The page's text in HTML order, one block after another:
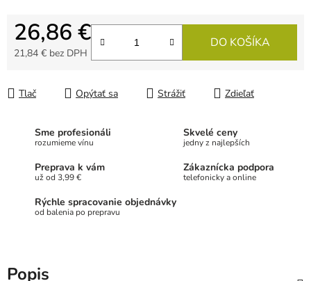
26,86 €
21,84 € bez DPH
DO KOŠÍKA
Tlač Opýtať sa Strážiť Zdieľať
Sme profesionáli
rozumieme vínu
Skvelé ceny
jedny z najlepších
Preprava k vám
už od 3,99 €
Zákaznícka podpora
telefonicky a online
Rýchle spracovanie objednávky
od balenia po prepravu
Popis